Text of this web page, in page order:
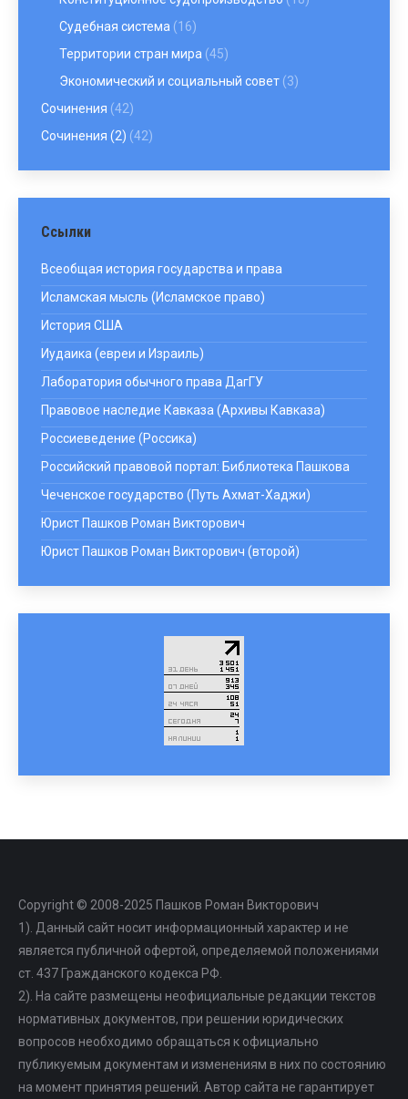
Судебная система (16)
Территории стран мира (45)
Экономический и социальный совет (3)
Сочинения (42)
Сочинения (2) (42)
Ссылки
Всеобщая история государства и права
Исламская мысль (Исламское право)
История США
Иудаика (евреи и Израиль)
Лаборатория обычного права ДагГУ
Правовое наследие Кавказа (Архивы Кавказа)
Россиеведение (Россика)
Российский правовой портал: Библиотека Пашкова
Чеченское государство (Путь Ахмат-Хаджи)
Юрист Пашков Роман Викторович
Юрист Пашков Роман Викторович (второй)
Copyright © 2008-2025 Пашков Роман Викторович
1). Данный сайт носит информационный характер и не
является публичной офертой, определяемой положениями
ст. 437 Гражданского кодекса РФ.
2). На сайте размещены неофициальные редакции текстов
нормативных документов, при решении юридических
вопросов необходимо обращаться к официально
публикуемым документам и изменениям в них по состоянию
на момент принятия решений. Автор сайта не гарантирует